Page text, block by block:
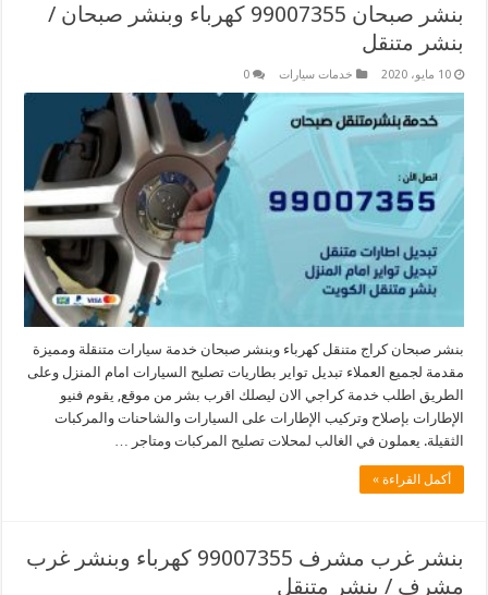
بنشر صبحان 99007355 كهرباء وبنشر صبحان /
بنشر متنقل
10 مايو، 2020 خدمات سيارات 0
بنشر صبحان كراج متنقل كهرباء وبنشر صبحان خدمة سيارات متنقلة ومميزة
مقدمة لجميع العملاء تبديل تواير بطاريات تصليح السيارات امام المنزل وعلى
الطريق اطلب خدمة كراجي الان ليصلك اقرب بشر من موقع, يقوم فنيو
الإطارات بإصلاح وتركيب الإطارات على السيارات والشاحنات والمركبات
الثقيلة. يعملون في الغالب لمحلات تصليح المركبات ومتاجر …
أكمل القراءة »
بنشر غرب مشرف 99007355 كهرباء وبنشر غرب
مشرف / بنشر متنقل